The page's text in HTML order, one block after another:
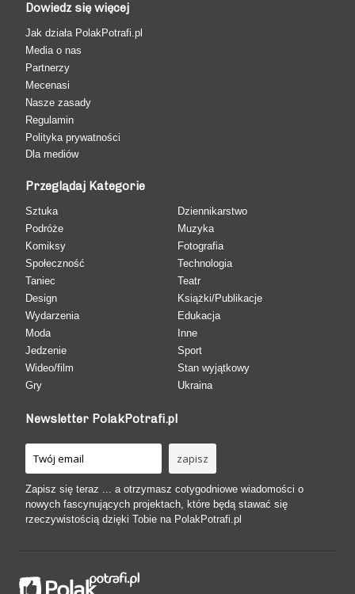
Dowiedz się więcej
Jak działa PolakPotrafi.pl
Media o nas
Partnerzy
Mecenasi
Nasze zasady
Regulamin
Polityka prywatności
Dla mediów
Przeglądaj Kategorie
Sztuka
Podróże
Komiksy
Społeczność
Taniec
Design
Wydarzenia
Moda
Jedzenie
Wideo/film
Gry
Dziennikarstwo
Muzyka
Fotografia
Technologia
Teatr
Książki/Publikacje
Edukacja
Inne
Sport
Stan wyjątkowy
Ukraina
Newsletter PolakPotrafi.pl
Zapisz się teraz ... a otrzymasz cotygodniowe wiadomości o
nowych fascynujących projektach, które będą stawać się
rzeczywistością dzięki Tobie na PolakPotrafi.pl